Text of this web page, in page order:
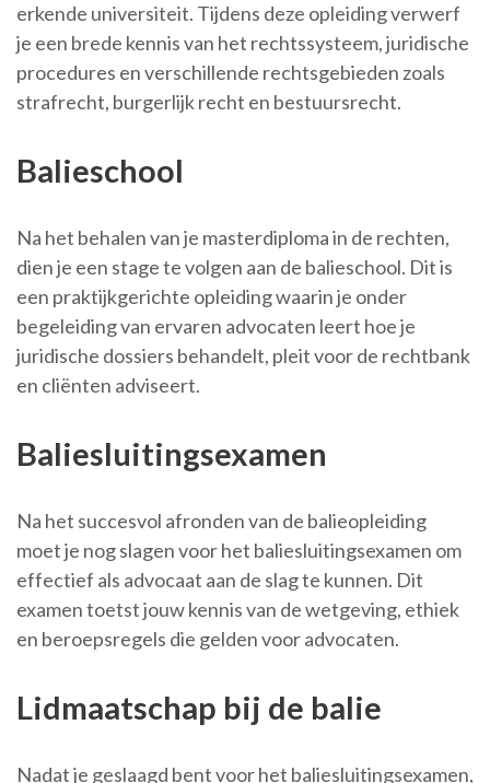
erkende universiteit. Tijdens deze opleiding verwerf
je een brede kennis van het rechtssysteem, juridische
procedures en verschillende rechtsgebieden zoals
strafrecht, burgerlijk recht en bestuursrecht.
Balieschool
Na het behalen van je masterdiploma in de rechten,
dien je een stage te volgen aan de balieschool. Dit is
een praktijkgerichte opleiding waarin je onder
begeleiding van ervaren advocaten leert hoe je
juridische dossiers behandelt, pleit voor de rechtbank
en cliënten adviseert.
Baliesluitingsexamen
Na het succesvol afronden van de balieopleiding
moet je nog slagen voor het baliesluitingsexamen om
effectief als advocaat aan de slag te kunnen. Dit
examen toetst jouw kennis van de wetgeving, ethiek
en beroepsregels die gelden voor advocaten.
Lidmaatschap bij de balie
Nadat je geslaagd bent voor het baliesluitingsexamen,